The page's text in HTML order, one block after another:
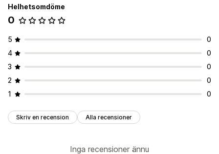
Helhetsomdöme
0
5
0
4
0
3
0
2
0
1
0
Skriv en recension Alla recensioner
Inga recensioner ännu